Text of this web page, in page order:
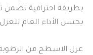
بطريقة احترافية
يحسن الأداء العام
عزل الاسطح من